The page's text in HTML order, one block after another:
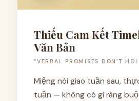
Thiếu Cam Kết
Văn Bản
“VERBAL PROMISES DON’T
Miệng nói giao tuần sau,
tuần — không có gì ràng